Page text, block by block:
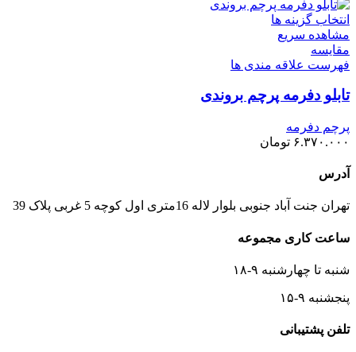
انتخاب گزینه ها
مشاهده سریع
مقایسه
فهرست علاقه مندی ها
تابلو دفرمه پرچم بروندی
پرچم دفرمه
۶.۳۷۰.۰۰۰ تومان
آدرس
تهران جنت آباد جنوبی بلوار لاله 16متری اول کوچه 5 غربی پلاک 39
ساعت کاری مجموعه
شنبه تا چهارشنبه ۹-۱۸
پنجشنبه ۹-۱۵
تلفن پشتیبانی